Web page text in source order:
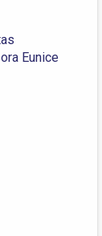
Eunice